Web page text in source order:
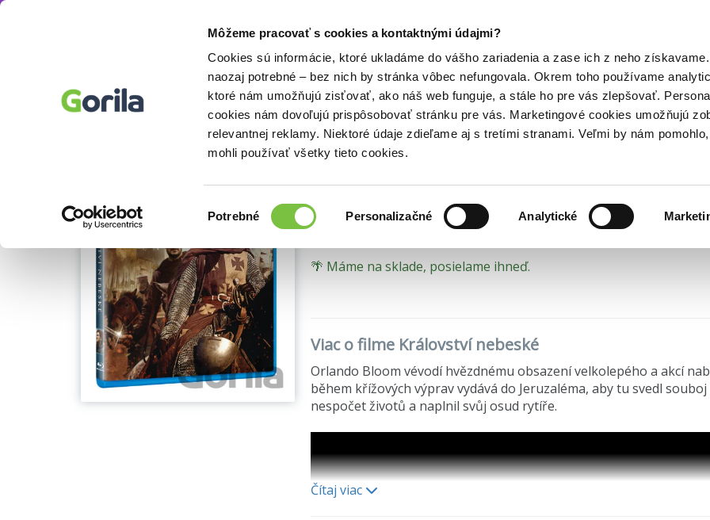
Môžeme pracovať s cookies a kontaktnými údajmi?
Cookies sú informácie, ktoré ukladáme do vášho zariadenia a zase ich z neho
naozaj potrebné – bez nich by stránka vôbec nefungovala. Okrem toho používame
ktoré nám umožňujú zisťovať, ako náš web funguje, a stále ho pre vás zlepšovať.
cookies nám dovoľujú prispôsobovať stránku pre vás. Marketingové cookies umožňujú
relevantnej reklamy. Niektoré údaje zdieľame aj s tretími stranami. Veľmi by nám
mohli používať všetky tieto cookies.
súhlasu
Potrebné Personalizačné Analytické
Doplnky
Blu-ray filmy Blu-ray Akčné a dobrodružné Království nebeské
Ukážka
Blu-ray (7,50€) DVD (3,40€)
Království nebeské TOP #17
🌴 Máme na sklade, posielame ihneď.
Viac o filme Království nebeské
Orlando Bloom vévodí hvězdnému obsazení velkolepého a akcí
během křížových výprav vydává do Jeruzaléma, aby tu svedl
nespočet životů a naplnil svůj osud rytíře.
Čítaj viac